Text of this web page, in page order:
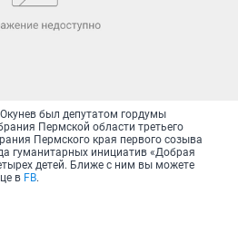
был депутатом гордумы
Пермской области третьего
Пермского края первого созыва
гуманитарных инициатив «Добрая
детей. Ближе с ним вы можете
в FB.